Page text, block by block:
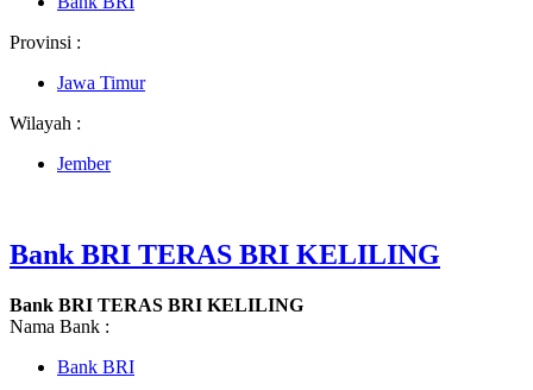
Provinsi :
Jawa Timur
Wilayah :
Jember
Bank BRI TERAS BRI KELILING
Bank BRI TERAS BRI KELILING
Nama Bank :
Bank BRI